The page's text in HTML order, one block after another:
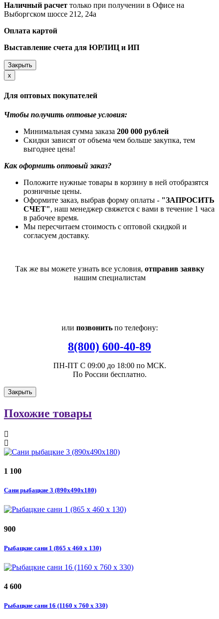
Наличный расчет только при получении в Офисе на
Выборгском шоссе 212, 24а
Оплата картой
Выставление счета для ЮРЛИЦ и ИП
Закрыть
x
Для оптовых покупателей
Чтобы получить оптовые условия:
Минимальная сумма заказа 200 000 рублей
Скидки зависят от объема чем больше закупка, тем
выгоднее цена!
Как оформить оптовый заказ?
Положите нужные товары в корзину в ней отобразятся
розничные цены.
Оформите заказ, выбрав форму оплаты - "ЗАПРОСИТЬ
СЧЕТ", наш менеджер свяжется с вами в течение 1 часа
в рабочее время.
Мы пересчитаем стоимость с оптовой скидкой и
согласуем доставку.
Так же вы можете узнать все условия, отправив заявку
нашим специалистам
или позвонитьпо телефону:
8(800) 600-40-89
ПН-ПТ С 09:00 до 18:00 по МСК.
По России бесплатно.
Закрыть
Похожие товары
1 100
Сани рыбацкие 3 (890x490x180)
900
Рыбацкие сани 1 (865 х 460 х 130)
4 600
Рыбацкие сани 16 (1160 х 760 х 330)